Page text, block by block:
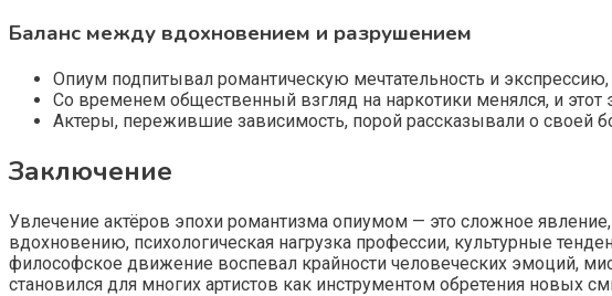
Баланс между вдохновением и разрушением
Опиум подпитывал романтическую мечтательность и
Со временем общественный взгляд на наркотики менялся, и этот
Актеры, пережившие зависимость, порой рассказывали о своей
Заключение
Увлечение актёров эпохи романтизма опиумом — это сложное
вдохновению, психологическая нагрузка профессии, культурные
философское движение воспевал крайности человеческих эмоций,
становился для многих артистов как инструментом обретения новых